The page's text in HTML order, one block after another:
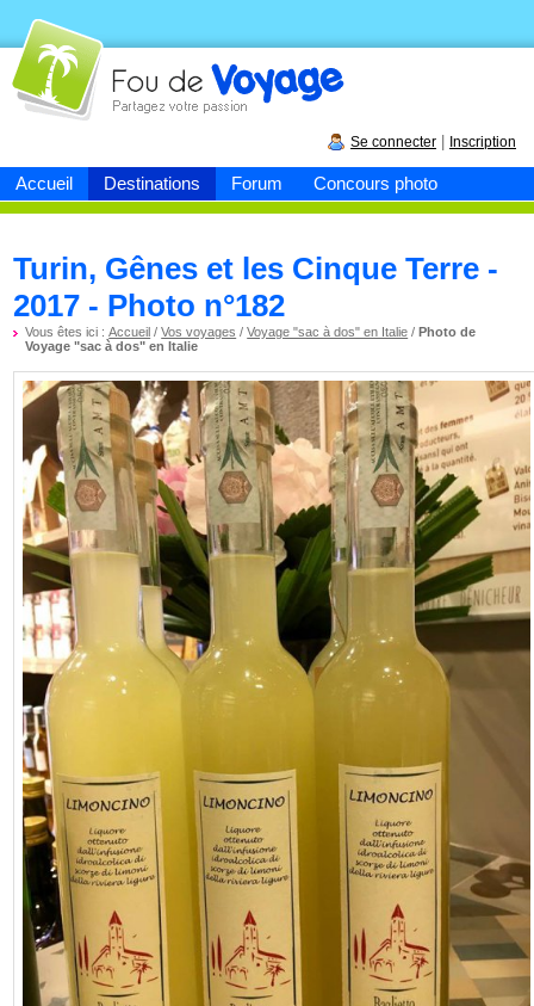
Accueil Destinations Forum Concours photo
Fou devoyage
Se connecter Inscription
Turin, Gênes et les Cinque Terre -
2017 - Photo n°182
Vous êtes ici :Accueil /Vos voyages /Voyage "sac à dos" en Italie /Photo de
Voyage "sac à dos" en Italie